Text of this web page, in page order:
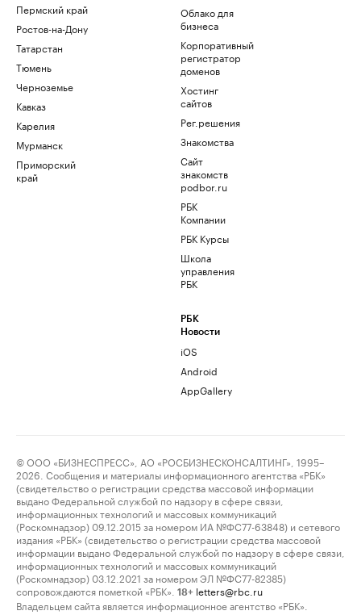
Пермский край
Ростов-на-Дону
Татарстан
Тюмень
Черноземье
Кавказ
Карелия
Мурманск
Приморский
край
Облако для
бизнеса
Корпоративный
регистратор
доменов
Хостинг
сайтов
Рег.решения
Знакомства
Сайт
знакомств
podbor.ru
РБК
Компании
РБК Курсы
Школа
управления
РБК
РБК
Новости
iOS
Android
AppGallery
© ООО «БИЗНЕСПРЕСС», АО «РОСБИЗНЕСКОНСАЛТИНГ», 1995–
2026. Сообщения и материалы информационного агентства «РБК»
(свидетельство о регистрации средства массовой информации
выдано Федеральной службой по надзору в сфере связи,
информационных технологий и массовых коммуникаций
(Роскомнадзор) 09.12.2015 за номером ИА №ФС77-63848) и сетевого
издания «РБК» (свидетельство о регистрации средства массовой
информации выдано Федеральной службой по надзору в сфере связи,
информационных технологий и массовых коммуникаций
(Роскомнадзор) 03.12.2021 за номером ЭЛ №ФС77-82385)
сопровождаются пометкой «РБК».
18+ letters@rbc.ru
Владельцем сайта является информационное агентство «РБК».